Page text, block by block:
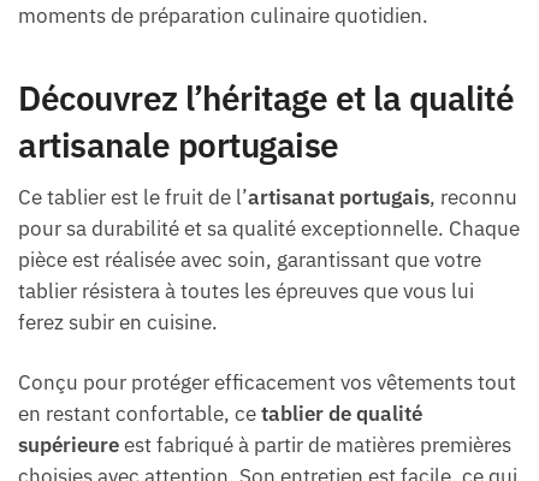
moments de préparation culinaire quotidien.
Découvrez l’héritage et la qualité
artisanale portugaise
Ce tablier est le fruit de l’artisanat portugais, reconnu
pour sa durabilité et sa qualité exceptionnelle. Chaque
pièce est réalisée avec soin, garantissant que votre
tablier résistera à toutes les épreuves que vous lui
ferez subir en cuisine.
Conçu pour protéger efficacement vos vêtements tout
en restant confortable, cetablier de qualité
supérieureest fabriqué à partir de matières premières